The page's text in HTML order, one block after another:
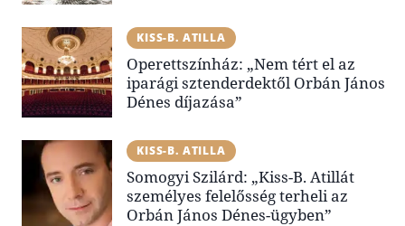
KISS-B. ATILLA
Operettszínház: „Nem tért el az
iparági sztenderdektől Orbán János
Dénes díjazása”
KISS-B. ATILLA
Somogyi Szilárd: „Kiss-B. Atillát
személyes felelősség terheli az
Orbán János Dénes-ügyben”